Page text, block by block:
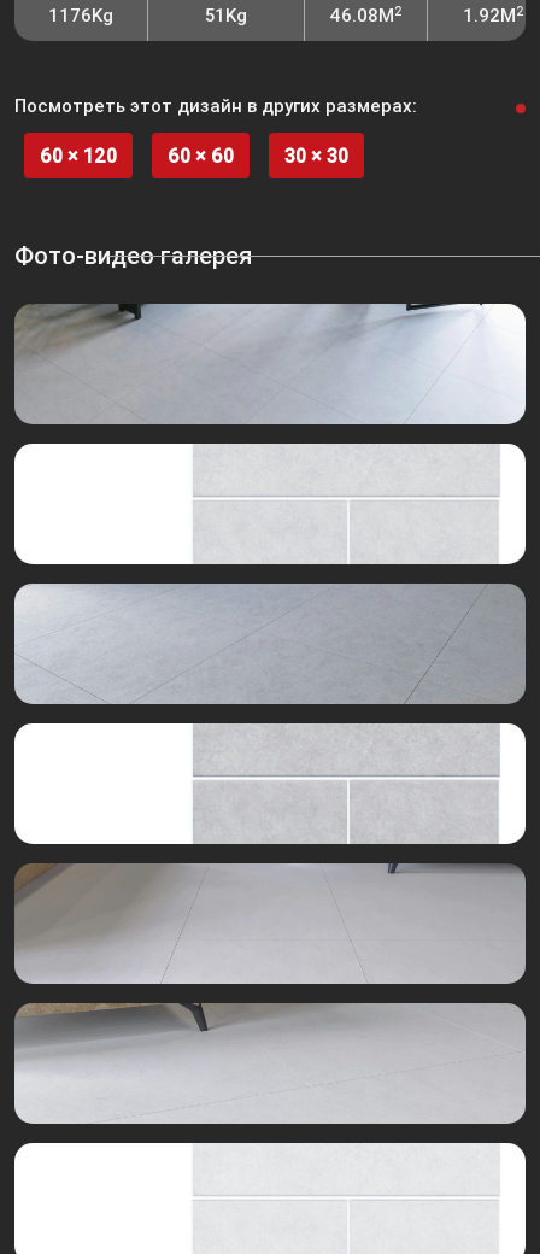
1176Kg 51Kg 46.08M2 1.92M2
Посмотреть этот дизайн в других размерах:
60 × 120 60 × 60 30 × 30
Фото-видео галерея